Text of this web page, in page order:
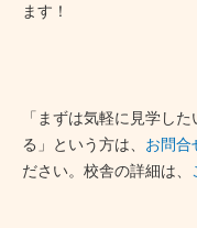
ます！
「まずは気軽に見学し
る」という方は、 お問合
ださい。校舎の詳細は、